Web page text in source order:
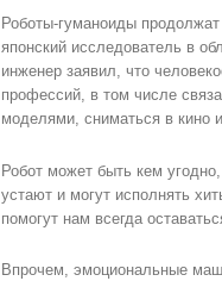
Роботы-гуманоиды
японский исследователь в
инженер заявил, что
профессий, в том числе
моделями, сниматься в кино
Робот может быть кем
устают и могут исполнять
помогут нам всегда
Впрочем, эмоциональные